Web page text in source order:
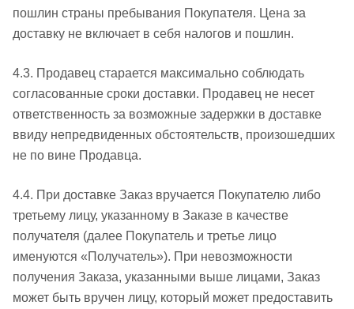
пошлин страны пребывания Покупателя. Цена за
доставку не включает в себя налогов и пошлин.
4.3. Продавец старается максимально соблюдать
согласованные сроки доставки. Продавец не несет
ответственность за возможные задержки в доставке
ввиду непредвиденных обстоятельств, произошедших
не по вине Продавца.
4.4. При доставке Заказ вручается Покупателю либо
третьему лицу, указанному в Заказе в качестве
получателя (далее Покупатель и третье лицо
именуются «Получатель»). При невозможности
получения Заказа, указанными выше лицами, Заказ
может быть вручен лицу, который может предоставить